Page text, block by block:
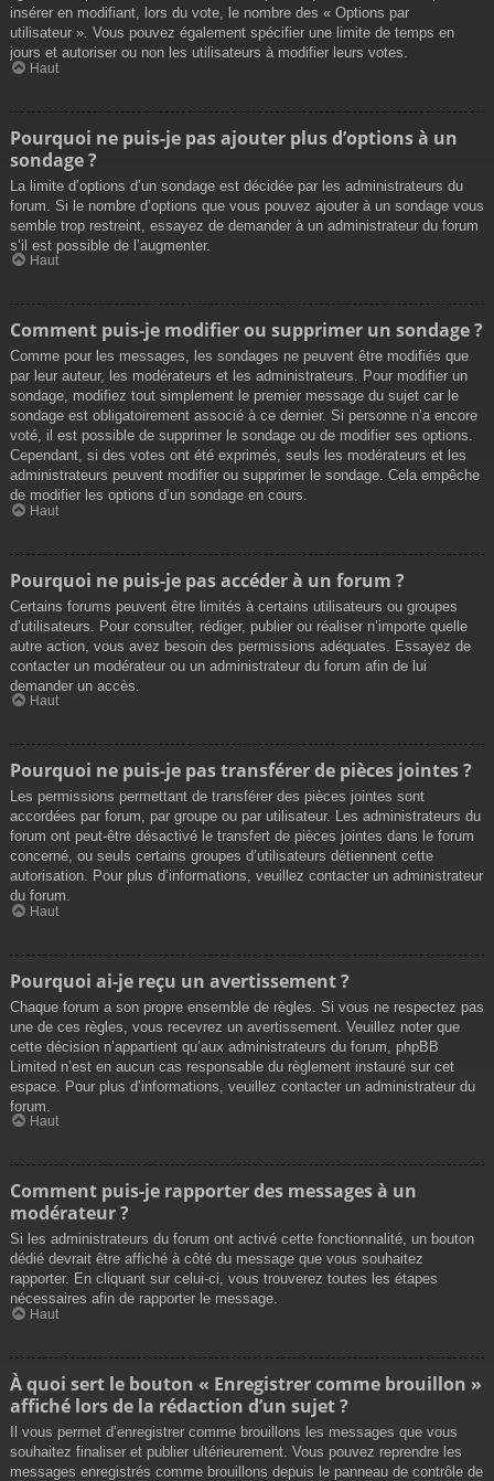
insérer en modifiant, lors du vote, le nombre des « Options par
utilisateur ». Vous pouvez également spécifier une limite de temps en
jours et autoriser ou non les utilisateurs à modifier leurs votes.
Haut
Pourquoi ne puis-je pas ajouter plus d’options à un
sondage ?
La limite d’options d’un sondage est décidée par les administrateurs du
forum. Si le nombre d’options que vous pouvez ajouter à un sondage vous
semble trop restreint, essayez de demander à un administrateur du forum
s’il est possible de l’augmenter.
Haut
Comment puis-je modifier ou supprimer un sondage ?
Comme pour les messages, les sondages ne peuvent être modifiés que
par leur auteur, les modérateurs et les administrateurs. Pour modifier un
sondage, modifiez tout simplement le premier message du sujet car le
sondage est obligatoirement associé à ce dernier. Si personne n’a encore
voté, il est possible de supprimer le sondage ou de modifier ses options.
Cependant, si des votes ont été exprimés, seuls les modérateurs et les
administrateurs peuvent modifier ou supprimer le sondage. Cela empêche
de modifier les options d’un sondage en cours.
Haut
Pourquoi ne puis-je pas accéder à un forum ?
Certains forums peuvent être limités à certains utilisateurs ou groupes
d’utilisateurs. Pour consulter, rédiger, publier ou réaliser n’importe quelle
autre action, vous avez besoin des permissions adéquates. Essayez de
contacter un modérateur ou un administrateur du forum afin de lui
demander un accès.
Haut
Pourquoi ne puis-je pas transférer de pièces jointes ?
Les permissions permettant de transférer des pièces jointes sont
accordées par forum, par groupe ou par utilisateur. Les administrateurs du
forum ont peut-être désactivé le transfert de pièces jointes dans le forum
concerné, ou seuls certains groupes d’utilisateurs détiennent cette
autorisation. Pour plus d’informations, veuillez contacter un administrateur
du forum.
Haut
Pourquoi ai-je reçu un avertissement ?
Chaque forum a son propre ensemble de règles. Si vous ne respectez pas
une de ces règles, vous recevrez un avertissement. Veuillez noter que
cette décision n’appartient qu’aux administrateurs du forum, phpBB
Limited n’est en aucun cas responsable du règlement instauré sur cet
espace. Pour plus d’informations, veuillez contacter un administrateur du
forum.
Haut
Comment puis-je rapporter des messages à un
modérateur ?
Si les administrateurs du forum ont activé cette fonctionnalité, un bouton
dédié devrait être affiché à côté du message que vous souhaitez
rapporter. En cliquant sur celui-ci, vous trouverez toutes les étapes
nécessaires afin de rapporter le message.
Haut
À quoi sert le bouton « Enregistrer comme brouillon »
affiché lors de la rédaction d’un sujet ?
Il vous permet d’enregistrer comme brouillons les messages que vous
souhaitez finaliser et publier ultérieurement. Vous pouvez reprendre les
messages enregistrés comme brouillons depuis le panneau de contrôle de